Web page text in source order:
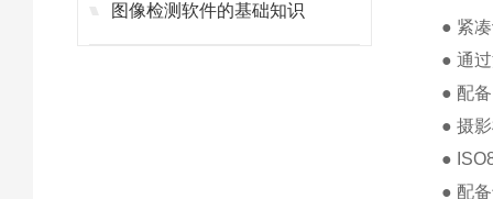
图像检测软件的基础知识
● 紧
● 通
● 配
● 摄
●
● 配